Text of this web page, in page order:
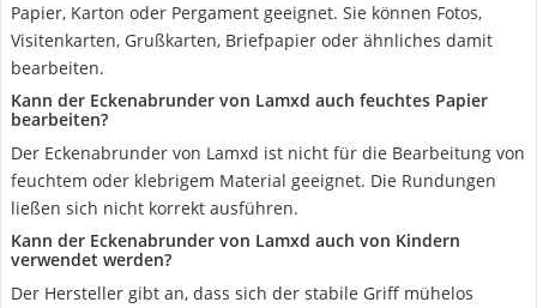
Papier, Karton oder Pergament geeignet. Sie können Fotos,
Visitenkarten, Grußkarten, Briefpapier oder ähnliches damit
bearbeiten.
Kann der Eckenabrunder von Lamxd auch feuchtes Papier
bearbeiten?
Der Eckenabrunder von Lamxd ist nicht für die Bearbeitung von
feuchtem oder klebrigem Material geeignet. Die Rundungen
ließen sich nicht korrekt ausführen.
Kann der Eckenabrunder von Lamxd auch von Kindern
verwendet werden?
Der Hersteller gibt an, dass sich der stabile Griff mühelos